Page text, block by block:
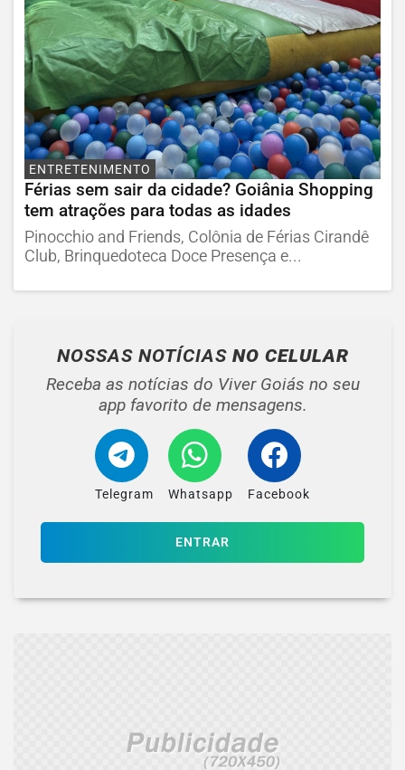
ENTRETENIMENTO
Férias sem sair da cidade? Goiânia Shopping
tem atrações para todas as idades
Pinocchio and Friends, Colônia de Férias Cirandê
Club, Brinquedoteca Doce Presença e...
NOSSAS NOTÍCIAS NO CELULAR
Receba as notícias do Viver Goiás no seu
app favorito de mensagens.
Telegram Whatsapp Facebook
ENTRAR